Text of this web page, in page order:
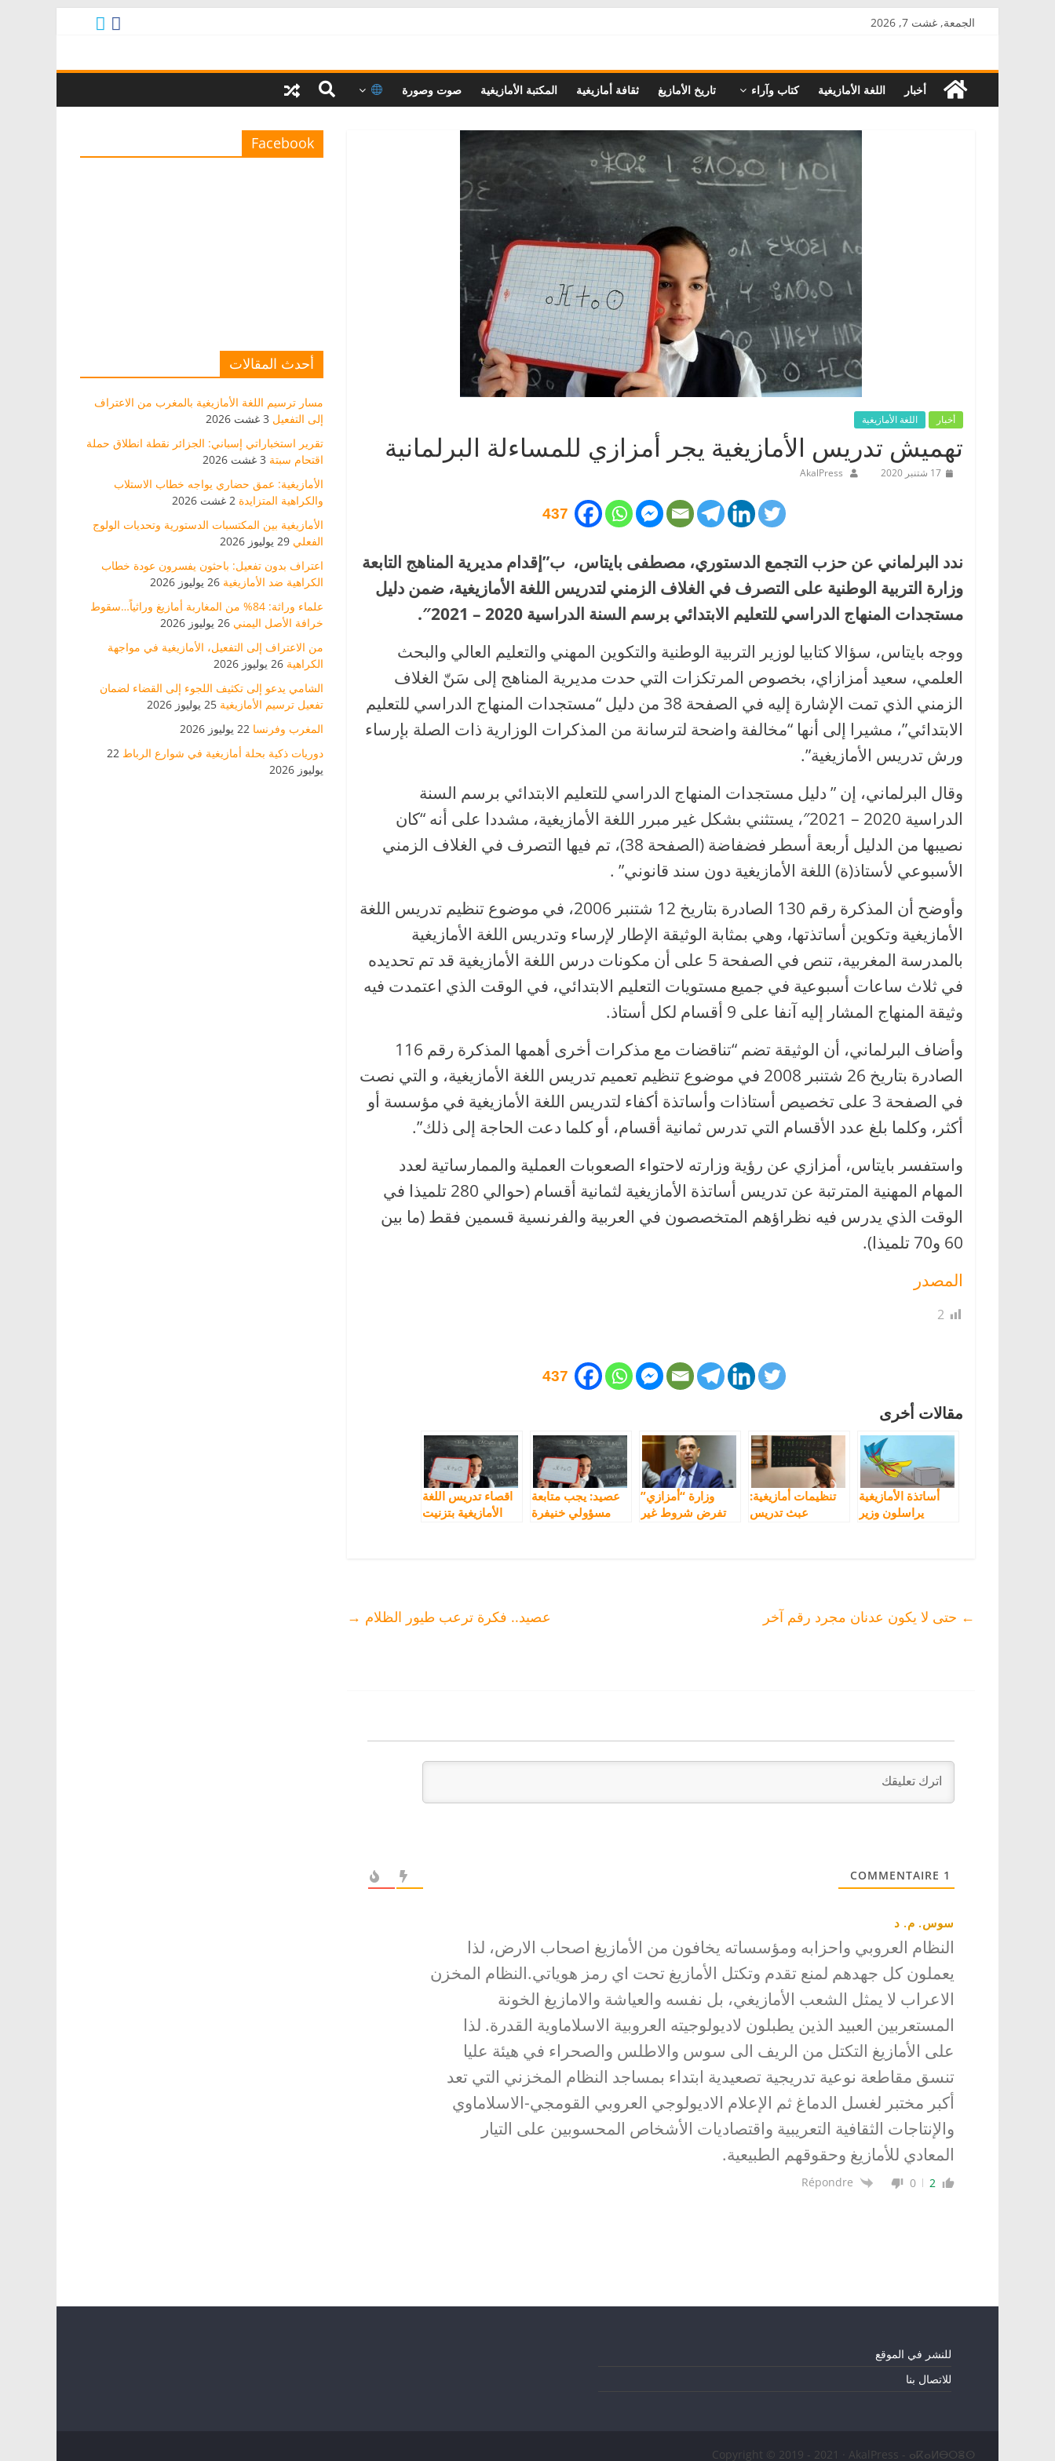
الجمعة, غشت 7, 2026
AkalPress
منبر
أخبار اللغة الأمازيغية كتاب وآراء تاريخ الأمازيغ ثقافة أمازيغية المكتبة الأمازيغية صوت وصورة
أخبار اللغة الأمازيغية
تهميش تدريس الأمازيغية يجر أمزازي للمساءلة البرلمانية
17 شتنبر 2020 AkalPress
437
ندد البرلماني عن حزب التجمع الدستوري، مصطفى بايتاس، ب”إقدام مديرية المناهج التابعة
وزارة التربية الوطنية على التصرف في الغلاف الزمني لتدريس اللغة الأمازيغية، ضمن دليل
مستجدات المنهاج الدراسي للتعليم الابتدائي برسم السنة الدراسية 2020 – 2021″.
ووجه بايتاس، سؤالا كتابيا لوزير التربية الوطنية والتكوين المهني والتعليم العالي والبحث
العلمي، سعيد أمزازاي، بخصوص المرتكزات التي حدت مديرية المناهج إلى سَنّ الغلاف
الزمني الذي تمت الإشارة إليه في الصفحة 38 من دليل “مستجدات المنهاج الدراسي للتعليم
الابتدائي”، مشيرا إلى أنها “مخالفة واضحة لترسانة من المذكرات الوزارية ذات الصلة بإرساء
ورش تدريس الأمازيغية”.
وقال البرلماني، إن ” دليل مستجدات المنهاج الدراسي للتعليم الابتدائي برسم السنة
الدراسية 2020 – 2021″، يستثني بشكل غير مبرر اللغة الأمازيغية، مشددا على أنه “كان
نصيبها من الدليل أربعة أسطر فضفاضة (الصفحة 38)، تم فيها التصرف في الغلاف الزمني
الأسبوعي لأستاذ(ة) اللغة الأمازيغية دون سند قانوني” .
وأوضح أن المذكرة رقم 130 الصادرة بتاريخ 12 شتنبر 2006، في موضوع تنظيم تدريس اللغة
الأمازيغية وتكوين أساتذتها، وهي بمثابة الوثيقة الإطار لإرساء وتدريس اللغة الأمازيغية
بالمدرسة المغربية، تنص في الصفحة 5 على أن مكونات درس اللغة الأمازيغية قد تم تحديده
في ثلاث ساعات أسبوعية في جميع مستويات التعليم الابتدائي، في الوقت الذي اعتمدت فيه
وثيقة المنهاج المشار إليه آنفا على 9 أقسام لكل أستاذ.
وأضاف البرلماني، أن الوثيقة تضم “تناقضات مع مذكرات أخرى أهمها المذكرة رقم 116
الصادرة بتاريخ 26 شتنبر 2008 في موضوع تنظيم تعميم تدريس اللغة الأمازيغية، و التي نصت
في الصفحة 3 على تخصيص أستاذات وأساتذة أكفاء لتدريس اللغة الأمازيغية في مؤسسة أو
أكثر، وكلما بلغ عدد الأقسام التي تدرس ثمانية أقسام، أو كلما دعت الحاجة إلى ذلك”.
واستفسر بايتاس، أمزازي عن رؤية وزارته لاحتواء الصعوبات العملية والممارساتية لعدد
المهام المهنية المترتبة عن تدريس أساتذة الأمازيغية لثمانية أقسام (حوالي 280 تلميذا في
الوقت الذي يدرس فيه نظراؤهم المتخصصون في العربية والفرنسية قسمين فقط (ما بين
60 و70 تلميذا).
المصدر
2
437
مقالات أخرى
أساتذة الأمازيغية
يراسلون وزير
تنظيمات أمازيغية:
عبث تدريس
وزارة “أمزازي”
تفرض شروط غير
عصيد: يجب متابعة
مسؤولي خنيفرة
اقصاء تدريس اللغة
الأمازيغية بتزنيت
← حتى لا يكون عدنان مجرد رقم آخر عصيد.. فكرة ترعب طيور الظلام →
1
سوس. م. د
النظام العروبي واحزابه ومؤسساته يخافون من الأمازيغ اصحاب الارض، لذا
يعملون كل جهدهم لمنع تقدم وتكتل الأمازيغ تحت اي رمز هوياتي.النظام المخزن
الاعراب لا يمثل الشعب الأمازيغي، بل نفسه والعياشة والامازيغ الخونة
المستعربين العبيد الذين يطبلون لاديولوجيته العروبية الاسلاماوية القدرة. لذا
على الأمازيغ التكتل من الريف الى سوس والاطلس والصحراء في هيئة عليا
تنسق مقاطعة نوعية تدريجية تصعيدية ابتداء بمساجد النظام المخزني التي تعد
أكبر مختبر لغسل الدماغ ثم الإعلام الاديولوجي العروبي القومجي-الاسلاماوي
والإنتاجات الثقافية التعريبية واقتصاديات الأشخاص المحسوبين على التيار
المعادي للأمازيغ وحقوقهم الطبيعية.
2
0
Répondre
Facebook
أحدث المقالات
مسار ترسيم اللغة الأمازيغية بالمغرب من الاعتراف
إلى التفعيل 3 غشت 2026
تقرير استخباراتي إسباني: الجزائر نقطة انطلاق حملة
اقتحام سبتة 3 غشت 2026
الأمازيغية: عمق حضاري يواجه خطاب الاستلاب
والكراهية المتزايدة 2 غشت 2026
الأمازيغية بين المكتسبات الدستورية وتحديات الولوج
الفعلي 29 يوليوز 2026
اعتراف بدون تفعيل: باحثون يفسرون عودة خطاب
الكراهية ضد الأمازيغية 26 يوليوز 2026
علماء وراثة: 84% من المغاربة أمازيغ وراثياً…سقوط
خرافة الأصل اليمني 26 يوليوز 2026
من الاعتراف إلى التفعيل، الأمازيغية في مواجهة
الكراهية 26 يوليوز 2026
الشامي يدعو إلى تكثيف اللجوء إلى القضاء لضمان
تفعيل ترسيم الأمازيغية 25 يوليوز 2026
المغرب وفرنسا 22 يوليوز 2026
دوريات ذكية بحلة أمازيغية في شوارع الرباط 22
يوليوز 2026
للنشر في الموقع
للاتصال بنا
Copyright © 2019 - 2021 · AkalPress - ⴰⴽⴰⵍⴱⵔⴻⵙ